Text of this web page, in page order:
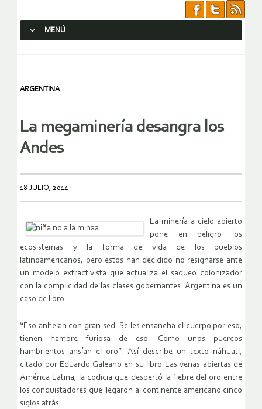
MENÚ
ARGENTINA
La megaminería desangra los
Andes
18 JULIO, 2014
La minería a cielo abierto
pone en peligro los
ecosistemas y la forma de vida de los pueblos
latinoamericanos, pero estos han decidido no resignarse ante
un modelo extractivista que actualiza el saqueo colonizador
con la complicidad de las clases gobernantes. Argentina es un
caso de libro.
“Eso anhelan con gran sed. Se les ensancha el cuerpo por eso,
tienen hambre furiosa de eso. Como unos puercos
hambrientos ansían el oro”. Así describe un texto náhuatl,
citado por Eduardo Galeano en su libro Las venas abiertas de
América Latina, la codicia que despertó la fiebre del oro entre
los conquistadores que llegaron al continente americano cinco
siglos atrás.